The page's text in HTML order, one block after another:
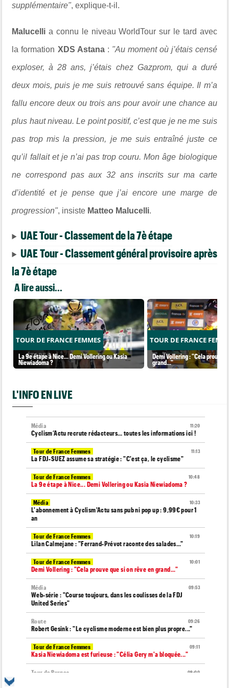
supplémentaire", explique-t-il.
Malucelli a connu le niveau WorldTour sur le tard avec
la formation XDS Astana: "Au moment où j’étais censé
exploser, à 28 ans, j’étais chez Gazprom, qui a duré
deux mois, puis je me suis retrouvé sans équipe. Il m’a
fallu encore deux ou trois ans pour avoir une chance au
plus haut niveau. Le point positif, c’est que je ne me suis
pas trop mis la pression, je me suis entraîné juste ce
qu’il fallait et je n’ai pas trop couru. Mon âge biologique
ne correspond pas aux 32 ans inscrits sur ma carte
d’identité et je pense que j’ai encore une marge de
progression", insiste Matteo Malucelli.
UAE Tour - Classement de la 7è étape
UAE Tour - Classement général provisoire après
la 7è étape
A lire aussi...
TOUR DE FRANCE FEMMES
La 9e étape à Nice... Demi Vollering ou Kasia
Niewiadoma ?
TOUR DE FRANCE
Demi Vollering : "Cela prouve
grand..."
L'INFO EN LIVE
11:20
Média
Cyclism’Actu recrute rédacteurs… toutes les informations ici !
11:13
Tour de France Femmes
La FDJ-SUEZ assume sa stratégie : "C'est ça, le cyclisme"
10:48
Tour de France Femmes
La 9e étape à Nice... Demi Vollering ou Kasia Niewiadoma ?
10:33
Média
L'abonnement à Cyclism'Actu sans pub ni pop up : 9,99€ pour 1
an
10:19
Tour de France Femmes
Lilan Calmejane : "Ferrand-Prévot raconte des salades…"
10:01
Tour de France Femmes
Demi Vollering : "Cela prouve que si on rêve en grand..."
09:53
Média
Web-série : "Course toujours, dans les coulisses de la FDJ
United Series"
09:26
Route
Robert Gesink : "Le cyclisme moderne est bien plus propre..."
09:11
Tour de France Femmes
Kasia Niewiadoma est furieuse : "Célia Gery m'a bloquée..."
09:00
Tour de Burgos